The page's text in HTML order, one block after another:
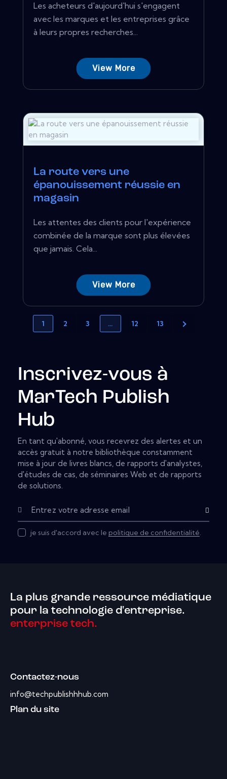
Les acheteurs d'aujourd'hui s'engagent
avec les marques et les entreprises grâce
à leurs propres recherches...
View More
La route vers une
épanouissement réussie en
magasin
Les attentes des clients pour l'expérience
combinée de la marque sont plus élevées
que jamais. Cela...
View More
1 2 3 … 12 13
Inscrivez-vous à
MarTech Publish
Hub
En tant qu'abonné, vous recevrez des alertes et un
accès gratuit à notre bibliothèque constamment
mise à jour de livres blancs, de rapports d'analystes,
d'études de cas, de séminaires Web et de rapports
de solutions.
Subscribe
je suis d'accord avec le politique de confidentialité.
La plus grande ressource médiatique
pour la technologie d'entreprise.
enterprise tech.
Contactez-nous
info@techpublishhhub.com
Plan du site